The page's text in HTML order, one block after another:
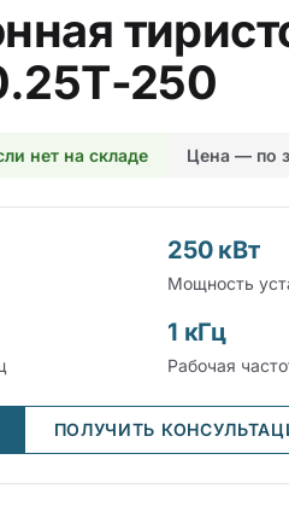
250
нет на складе Цена — по
250 кВт
Мощность
1 кГц
Рабочая
ПОЛУЧИТЬ